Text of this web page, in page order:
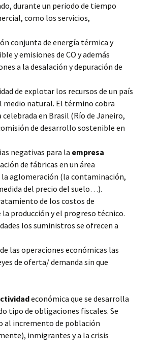
durante un periodo de tiempo
como los servicios,
conjunta de energía térmica y
y emisiones de CO y además
a la desalación y depuración de
de explotar los recursos de un país
medio natural. El término cobra
en Brasil (Río de Janeiro,
de desarrollo sostenible en
negativas para la empresa
de fábricas en un área
la aglomeración (la contaminación,
del precio del suelo…).
de los costos de
producción y el progreso técnico.
los suministros se ofrecen a
las operaciones económicas las
de oferta/ demanda sin que
económica que se desarrolla
tipo de obligaciones fiscales. Se
al incremento de población
inmigrantes y a la crisis